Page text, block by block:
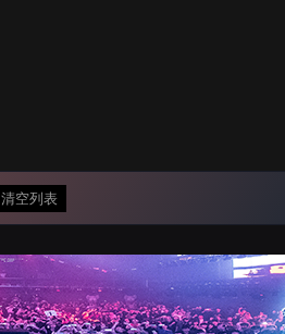
清空列表